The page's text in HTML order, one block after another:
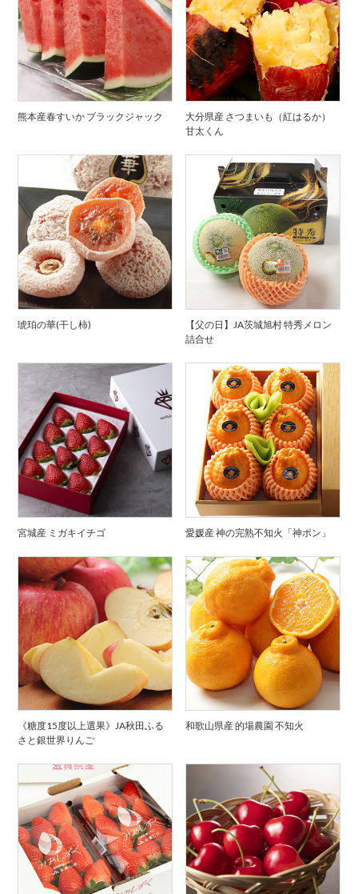
熊本産春すいか ブラックジャック
大分県産 さつまいも（紅はるか）
甘太くん
琥珀の華(干し柿)
【父の日】JA茨城旭村 特秀メロン
詰合せ
宮城産 ミガキイチゴ 愛媛産 神の完熟不知火「神ポン」
《糖度15度以上選果》JA秋田ふる
さと銀世界りんご
和歌山県産 的場農園 不知火